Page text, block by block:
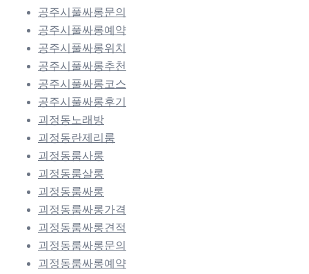
공주시풀싸롱문의
공주시풀싸롱예약
공주시풀싸롱위치
공주시풀싸롱추천
공주시풀싸롱코스
공주시풀싸롱후기
괴정동노래방
괴정동란제리룸
괴정동룸사롱
괴정동룸살롱
괴정동룸싸롱
괴정동룸싸롱가격
괴정동룸싸롱견적
괴정동룸싸롱문의
괴정동룸싸롱예약